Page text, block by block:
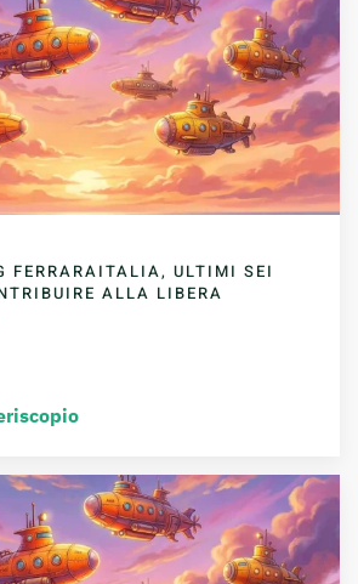
FERRARAITALIA, ULTIMI SEI
ALLA LIBERA